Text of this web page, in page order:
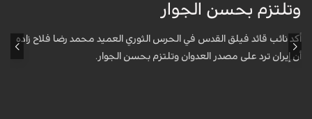
وتلتزم بحسن الجوار
أكد نائب قائد فيلق القدس في الحرس الثوري العميد محمد رضا فلاح زاده
أن إيران ترد على مصدر العدوان وتلتزم بحسن الجوار.